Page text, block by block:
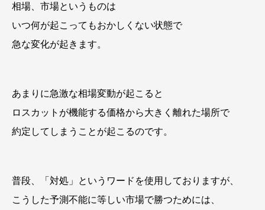
相場、市場というものは
いつ何が起こってもおかしくない状態で
急な変化が起きます。
あまりに急激な相場変動が起こると
ロスカットが機能する価格から大きく離れた場所で
約定してしまうことが起こるのです。
普段、「対処」というワードを使用しておりますが、
こうした予測不能に等しい市場で勝つためには、